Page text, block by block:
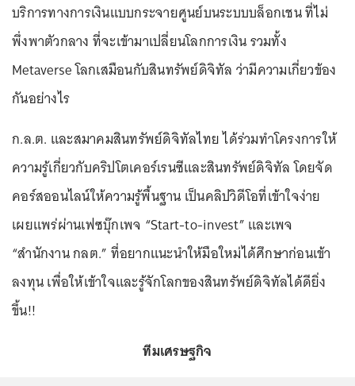
บริการทางการเงินแบบกระจายศูนย์บนระบบบล็อกเชน ที่ไม่
พึ่งพาตัวกลาง ที่จะเข้ามาเปลี่ยนโลกการเงิน รวมทั้ง
Metaverse โลกเสมือนกับสินทรัพย์ดิจิทัล ว่ามีความเกี่ยวข้อง
กันอย่างไร
ก.ล.ต. และสมาคมสินทรัพย์ดิจิทัลไทย ได้ร่วมทำโครงการให้
ความรู้เกี่ยวกับคริปโตเคอร์เรนซีและสินทรัพย์ดิจิทัล โดยจัด
คอร์สออนไลน์ให้ความรู้พื้นฐาน เป็นคลิปวิดีโอที่เข้าใจง่าย
เผยแพร่ผ่านเฟซบุ๊กเพจ “Start-to-invest” และเพจ
“สำนักงาน กลต.” ที่อยากแนะนำให้มือใหม่ได้ศึกษาก่อนเข้า
ลงทุน เพื่อให้เข้าใจและรู้จักโลกของสินทรัพย์ดิจิทัลได้ดียิ่ง
ขึ้น!!
ทีมเศรษฐกิจ